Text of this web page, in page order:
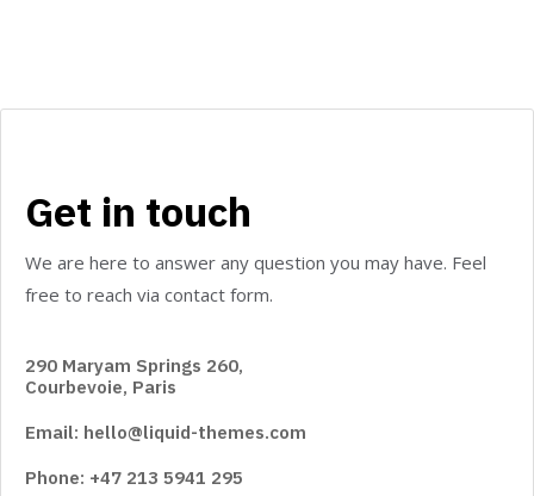
Get in touch
We are here to answer any question you may have. Feel
free to reach via contact form.
290 Maryam Springs 260,
Courbevoie, Paris
Email: hello@liquid-themes.com
Phone: +47 213 5941 295